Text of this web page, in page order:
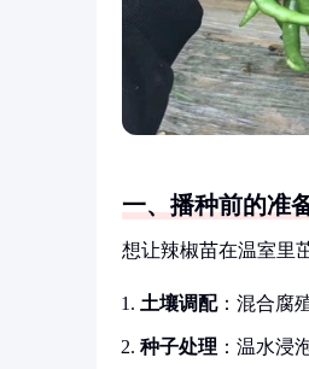
一、播种前的准
想让辣椒苗在温室里
土壤调配：混合腐
种子处理 ：温水浸